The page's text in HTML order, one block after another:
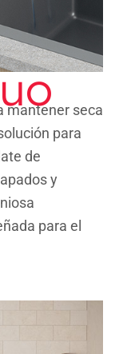
mantener seca
para
de
y
para el